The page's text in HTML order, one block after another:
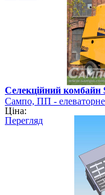
Селекційний комбайн
Сампо, ПП -
Ціна:
Перегляд